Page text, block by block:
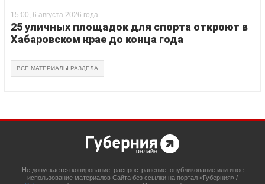
15:00, 6 августа 2026 года
25 уличных площадок для спорта откроют в
Хабаровском крае до конца года
ВСЕ МАТЕРИАЛЫ РАЗДЕЛА
Не допускается копирование, распространение, опубликование или иное
использование материалов Сайта без ссылки на портал «Губерния» /